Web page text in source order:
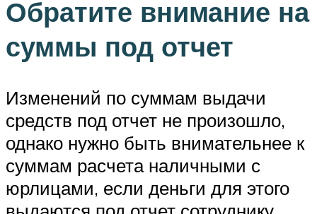
Обратите внимание на
суммы под отчет
Изменений по суммам выдачи
средств под отчет не произошло,
однако нужно быть внимательнее к
суммам расчета наличными с
юрлицами, если деньги для этого